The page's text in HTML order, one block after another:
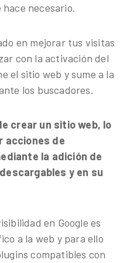
necesario.
en mejorar tus visitas
con la activación del
el sitio web y sume a la
los buscadores.
crear un sitio web, lo
acciones de
la adición de
y en su
en Google es
a la web y para ello
compatibles con